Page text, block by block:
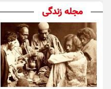
مجله زندگی